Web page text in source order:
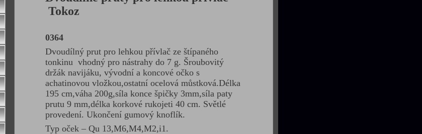
Tokoz
0364
Dvoudílný prut pro lehkou přívlač ze štípaného
tonkinu vhodný pro nástrahy do 7 g. Šroubovitý
držák navijáku, vývodní a koncové očko s
achatinovou vložkou,ostatní ocelová můstková.Délka
195 cm,váha 200g,síla konce špičky 3mm,síla paty
prutu 9 mm,délka korkové rukojeti 40 cm. Světlé
provedení. Ukončení gumový knoflík.
Typ oček – Qu 13,M6,M4,M2,i1.